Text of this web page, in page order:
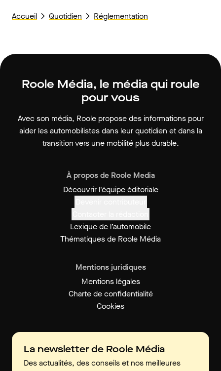
Accueil Quotidien Réglementation
Roole Média, le média qui roule
pour vous
Avec son média, Roole propose des informations pour
aider les automobilistes dans leur quotidien et dans la
transition vers une mobilité plus durable.
À propos de Roole Media
Découvrir l'équipe éditoriale
Lexique de l’automobile
Thématiques de Roole Média
Mentions juridiques
Mentions légales
Charte de confidentialité
Cookies
La newsletter de Roole Média
Des actualités, des conseils et nos meilleures